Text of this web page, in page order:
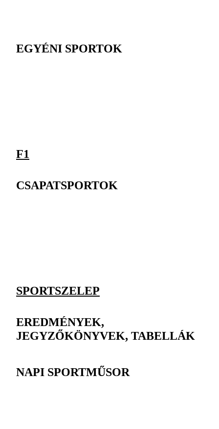
EGYÉNI SPORTOK
F1
CSAPATSPORTOK
SPORTSZELEP
EREDMÉNYEK,
JEGYZŐKÖNYVEK, TABELLÁK
NAPI SPORTMŰSOR